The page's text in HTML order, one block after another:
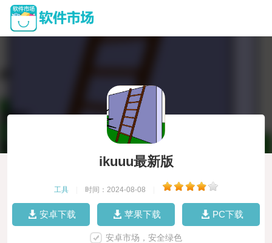
ikuuu最新版
工具 时间：2024-08-08
安卓下载 苹果下载 PC下载
安卓市场，安全绿色